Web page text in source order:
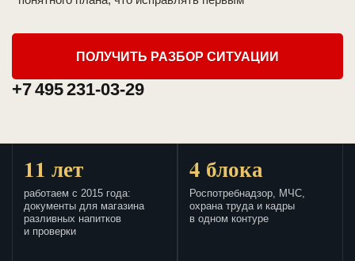
ПОЛУЧИТЬ РАЗБОР СИТУАЦИИ
+7 495 231-03-29
11 лет
работаем с 2015 года:
документы для магазина
разливных напитков
и проверки
4 блока
Роспотребнадзор, МЧС,
охрана труда и кадры
в одном контуре